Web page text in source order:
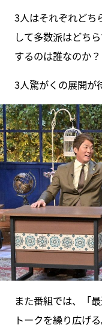
3人はそれぞれど
して多数派はどち
するのは誰なのか？
3人驚がくの展開
また番組では、「
トークを繰り広げる